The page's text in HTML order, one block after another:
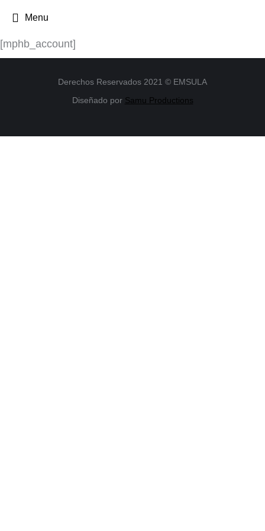
Menu
[mphb_account]
Derechos Reservados 2021 © EMSULA
Diseñado por Samu Productions